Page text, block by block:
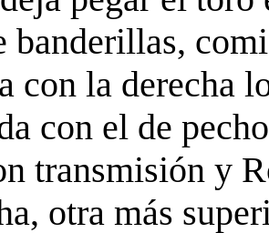
banderillas,
con la derecha
con el de
transmisión y
otra más